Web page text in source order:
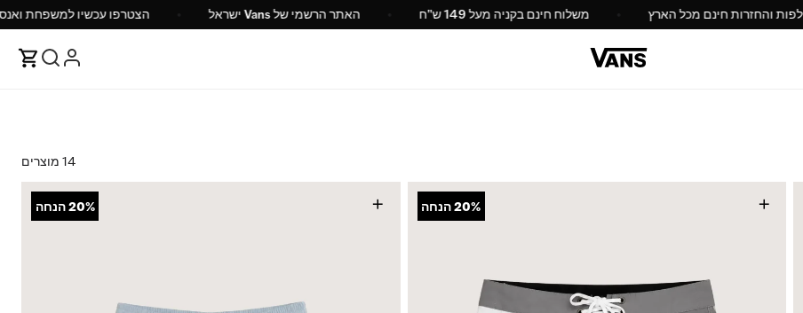
החלפות והחזרות חינם מכל הארץ משלוח חינם בקניה מעל 149 ש"ח האתר הרשמי של Vans ישראל הצטרפו עכשיו
14 מוצרים
+
20%הנחה +
20%הנחה